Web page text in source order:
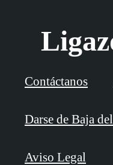
Contáctanos
Darse de Baja
Aviso Legal